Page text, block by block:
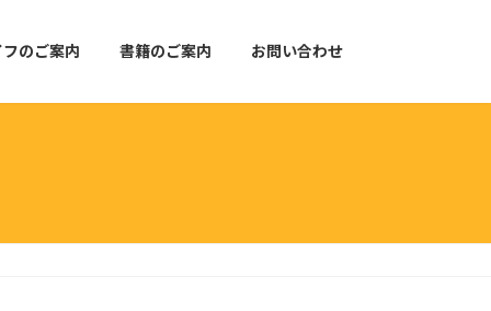
のご案内 書籍のご案内 お問い合わせ